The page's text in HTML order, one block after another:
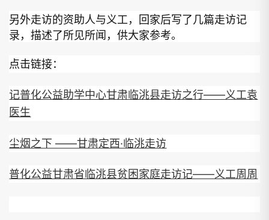
另外走访的资助人与义工，回家后写了几篇走访记
录，描述了所见所闻，供大家参考。
点击链接：
记普化公益助学中心甘肃临洮县走访之行——义工袁
医生
尘烟之下 ——甘肃定西·临洮走访
普化公益甘肃省临洮县贫困家庭走访记——义工周周